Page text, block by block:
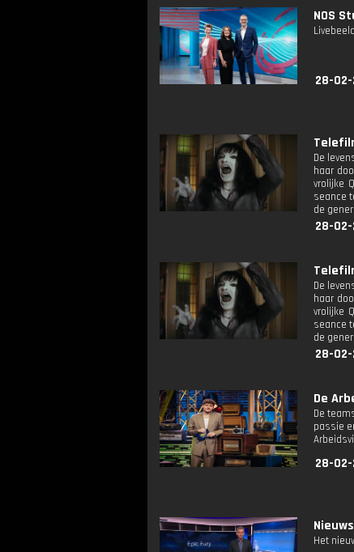
NOS
28-
De
haar
vrolijke
seance
de
28-
De
haar
vrolijke
seance
de
28-
De
De
passie
28-
Het